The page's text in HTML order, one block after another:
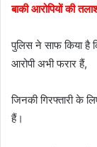
बाकी आरोपियों की
पुलिस ने साफ किया है
आरोपी अभी फरार हैं,
जिनकी गिरफ्तारी के
हैं।